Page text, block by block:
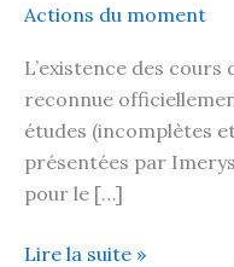
Actions du moment
L’existence des cours
reconnue
études (incomplètes
présentées par
pour le […]
Une
Lire la suite »